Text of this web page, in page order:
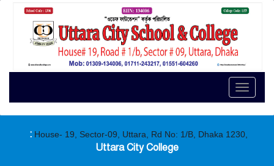
Toggle
: House- 19, Sector-09, Uttara, Rd No: 1/B, Dhaka 1230,
Uttara City College